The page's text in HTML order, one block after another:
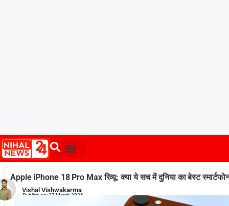
Apple iPhone 18 Pro Max रिव्यू: क्या ये सच में दुनिया का बेस्ट
Vishal Vishwakarma
Publish on:27 March 2026